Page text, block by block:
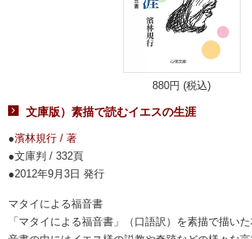
880円 (税込)
文庫版）素描で読むイエスの生涯
濱林規行 / 著
文庫判 / 332頁
2012年9月3日 発行
マタイによる福音書
「マタイによる福音書」（口語訳）を素描で描い